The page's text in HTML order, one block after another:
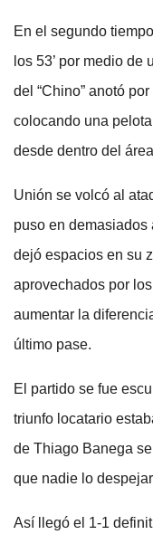
En el segundo
los 53’ por medio
del “Chino” anotó
colocando una
desde dentro del
Unión se volcó al
puso en
dejó espacios en su
aprovechados por
aumentar la
último pase.
El partido se fue
triunfo locatario
de Thiago Banega
que nadie lo
Así llegó el 1-1